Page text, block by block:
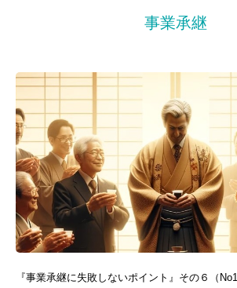
事業承継
『事業承継に失敗しないポイント』その６（